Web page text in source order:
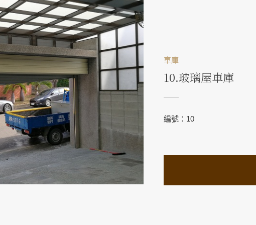
車庫
10.玻璃屋車庫
編號：10